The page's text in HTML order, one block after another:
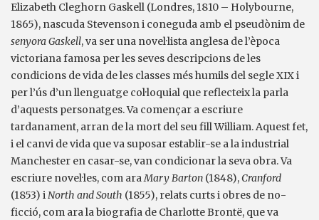
Elizabeth Cleghorn Gaskell (Londres, 1810 – Holybourne,
1865), nascuda Stevenson i coneguda amb el pseudònim de
senyora Gaskell, va ser una novel·lista anglesa de l’època
victoriana famosa per les seves descripcions de les
condicions de vida de les classes més humils del segle XIX i
per l’ús d’un llenguatge col·loquial que reflecteix la parla
d’aquests personatges. Va començar a escriure
tardanament, arran de la mort del seu fill William. Aquest fet,
i el canvi de vida que va suposar establir-se a la industrial
Manchester en casar-se, van condicionar la seva obra. Va
escriure novel·les, com araMary Barton (1848),Cranford
(1853) iNorth and South (1855), relats curts i obres de no-
ficció, com ara la biografia de Charlotte Brontë, que va